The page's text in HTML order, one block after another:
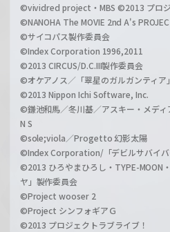
©vividred project・MBS ©2013 プロジ
©NANOHA The MOVIE 2nd A's
©サイコパス製作委員会
©Index Corporation 1996,2011
©2013 CIRCUS/D.C.III製作委員会
©オケアノス／「翠星のガルガンティア
©2013 Nippon Ichi Software, Inc.
©鎌池和馬／冬川基／アスキー・メディ
N S
©sole;viola／Progetto 幻影太陽
©Index Corporation/「デビルサバイバ
©2013 ひろやまひろし・TYPE-MOON
ヤ」製作委員会
©Project wooser 2
©Project シンフォギアＧ
©2013 プロジェクトラブライブ！